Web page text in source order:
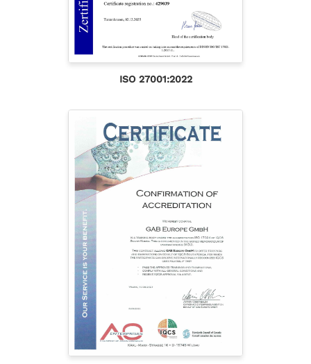
ISO 27001:2022